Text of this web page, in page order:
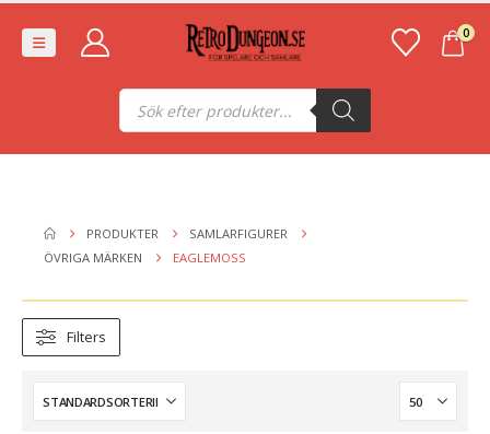
0
Produktsökning
PRODUKTER
SAMLARFIGURER
ÖVRIGA MÄRKEN
EAGLEMOSS
Filters